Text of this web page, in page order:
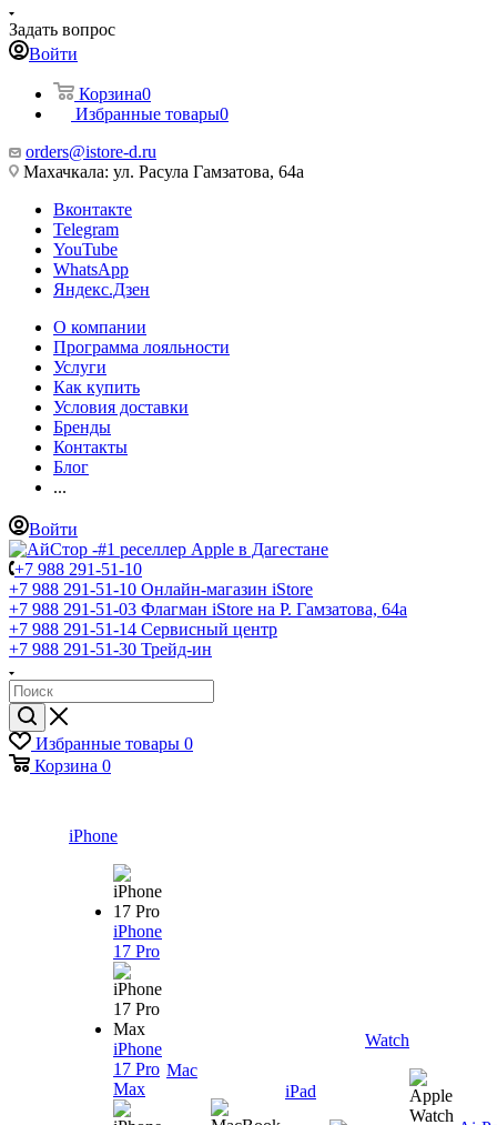
Задать вопрос
Войти
Корзина0
Избранные товары0
orders@istore-d.ru
Махачкала: ул. Расула Гамзатова, 64а
Вконтакте
Telegram
YouTube
WhatsApp
Яндекс.Дзен
О компании
Программа лояльности
Услуги
Как купить
Условия доставки
Бренды
Контакты
Блог
...
Войти
+7 988 291-51-10
+7 988 291-51-10 Онлайн-магазин iStore
+7 988 291-51-03 Флагман iStore на Р. Гамзатова, 64а
+7 988 291-51-14 Сервисный центр
+7 988 291-51-30 Трейд-ин
Избранные товары 0
Корзина 0
iPhone
iPhone
17 Pro
iPhone
17 Pro
Max
Mac
iPad
Watch